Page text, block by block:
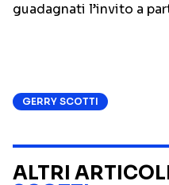
guadagnati l’invito a
GERRY SCOTTI
ALTRI